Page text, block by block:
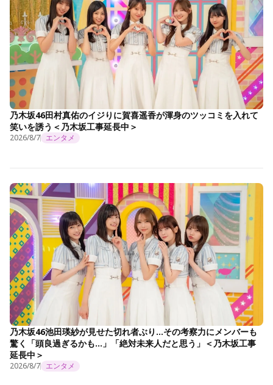
乃木坂46田村真佑のイジりに賀喜遥香が渾身のツッコミを入れて
笑いを誘う＜乃木坂工事延長中＞
2026/8/7 エンタメ
乃木坂46池田瑛紗が見せた切れ者ぶり…その考察力にメンバーも
驚く「頭良過ぎるかも…」「絶対未来人だと思う」＜乃木坂工事
延長中＞
2026/8/7 エンタメ